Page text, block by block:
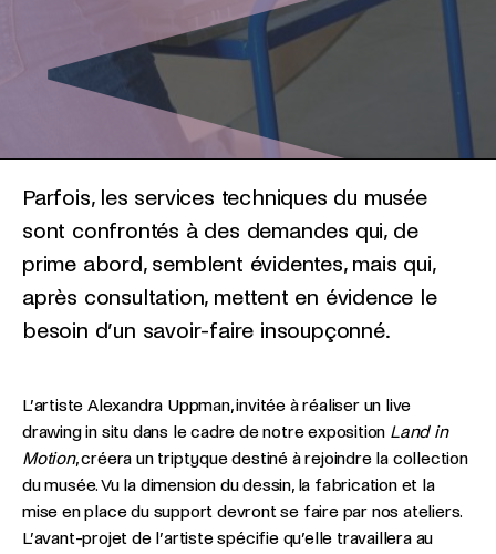
Parfois, les services techniques du musée
sont confrontés à des demandes qui, de
prime abord, semblent évidentes, mais qui,
après consultation, mettent en évidence le
besoin d’un savoir-faire insoupçonné.
L’artiste Alexandra Uppman, invitée à réaliser un live
drawing in situ dans le cadre de notre exposition Land in
Motion, créera un triptyque destiné à rejoindre la collection
du musée. Vu la dimension du dessin, la fabrication et la
mise en place du support devront se faire par nos ateliers.
L’avant-projet de l’artiste spécifie qu’elle travaillera au